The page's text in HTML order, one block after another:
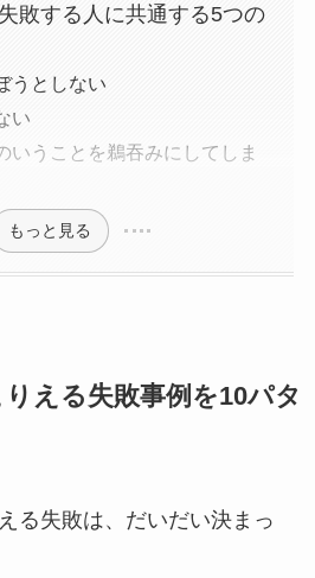
敗する人に共通する5つの
うとしない
い
いうことを鵜吞みにしてしま
もっと見る
える失敗事例を10パタ
る失敗は、だいだい決まっ